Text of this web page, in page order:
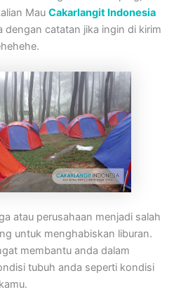
Mau Cakarlangit Indonesia
dengan catatan jika ingin di kirim
atau perusahaan menjadi salah
untuk menghabiskan liburan.
membantu anda dalam
tubuh anda seperti kondisi